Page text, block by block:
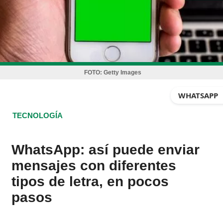
FOTO: Getty Images
WHATSAPP
TECNOLOGÍA
WhatsApp: así puede enviar
mensajes con diferentes
tipos de letra, en pocos
pasos